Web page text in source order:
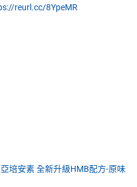
reurl.cc/8YpeMR
培安素 全新升級HMB配方-原味